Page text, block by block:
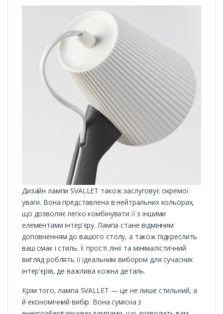
Дизайн лампи SVALLET також заслуговує окремої
уваги. Вона представлена в нейтральних кольорах,
що дозволяє легко комбінувати її з іншими
елементами інтер'єру. Лампа стане відмінним
доповненням до вашого столу, а також підкреслить
ваш смак і стиль. Її прості лінії та мінімалістичний
вигляд роблять її ідеальним вибором для сучасних
інтер'єрів, де важлива кожна деталь.
Крім того, лампа SVALLET — це не лише стильний, а
й економічний вибір. Вона сумісна з